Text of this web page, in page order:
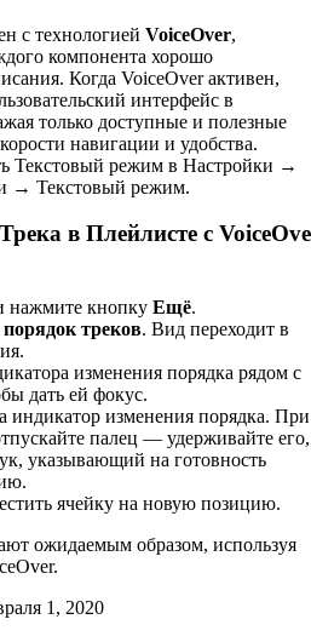
с технологией VoiceOver,
компонента хорошо
Когда VoiceOver активен,
интерфейс в
только доступные и полезные
навигации и удобства.
Текстовый режим в Настройки →
→ Текстовый режим.
в Плейлисте с
нажмите кнопку Ещё.
треков. Вид переходит в
изменения порядка рядом с
дать ей фокус.
индикатор изменения порядка. При
палец — удерживайте его,
указывающий на готовность
ячейку на новую позицию.
ожидаемым образом, используя
1, 2020